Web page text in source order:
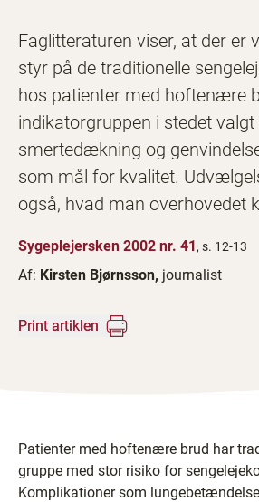
Faglitteraturen viser, at der er
styr på de traditionelle
hos patienter med hoftenære
indikatorgruppen i stedet
smertedækning og
som mål for kvalitet.
også, hvad man overhovedet
Sygeplejersken 2002 nr. 41, s. 12-13
Af: Kirsten Bjørnsson, journalist
Print artiklen
Patienter med hoftenære brud har
gruppe med stor risiko for
Komplikationer som